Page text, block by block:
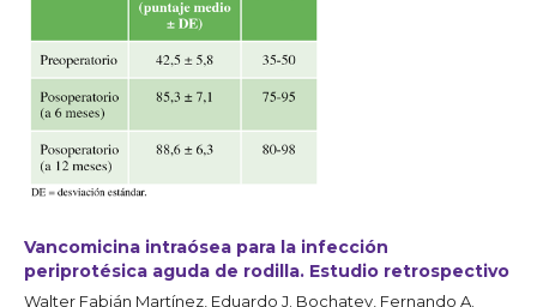
Vancomicina intraósea para la infección
periprotésica aguda de rodilla. Estudio retrospectivo
Walter Fabián Martínez, Eduardo J. Bochatey, Fernando A.